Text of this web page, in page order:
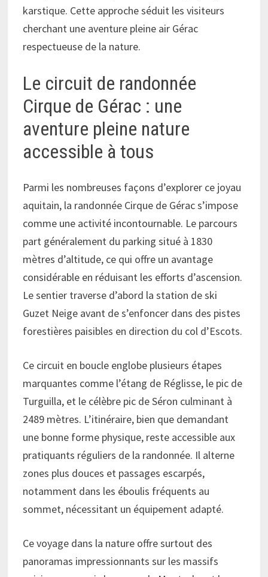
karstique. Cette approche séduit les visiteurs
cherchant une aventure pleine air Gérac
respectueuse de la nature.
Le circuit de randonnée
Cirque de Gérac : une
aventure pleine nature
accessible à tous
Parmi les nombreuses façons d’explorer ce joyau
aquitain, la randonnée Cirque de Gérac s’impose
comme une activité incontournable. Le parcours
part généralement du parking situé à 1830
mètres d’altitude, ce qui offre un avantage
considérable en réduisant les efforts d’ascension.
Le sentier traverse d’abord la station de ski
Guzet Neige avant de s’enfoncer dans des pistes
forestières paisibles en direction du col d’Escots.
Ce circuit en boucle englobe plusieurs étapes
marquantes comme l’étang de Réglisse, le pic de
Turguilla, et le célèbre pic de Séron culminant à
2489 mètres. L’itinéraire, bien que demandant
une bonne forme physique, reste accessible aux
pratiquants réguliers de la randonnée. Il alterne
zones plus douces et passages escarpés,
notamment dans les éboulis fréquents au
sommet, nécessitant un équipement adapté.
Ce voyage dans la nature offre surtout des
panoramas impressionnants sur les massifs